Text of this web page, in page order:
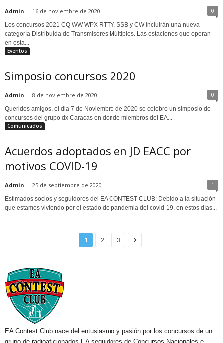
Admin - 16 de noviembre de 2020 0
Los concursos 2021 CQ WW WPX RTTY, SSB y CW incluirán una nueva
categoría Distribuida de Transmisores Múltiples. Las estaciones que operan
en esta...
Eventos
Simposio concursos 2020
Admin - 8 de noviembre de 2020 0
Queridos amigos, el dia 7 de Noviembre de 2020 se celebro un simposio de
concursos del grupo dx Caracas en donde miembros del EA...
Comunicados
Acuerdos adoptados en JD EACC por
motivos COVID-19
Admin - 25 de septiembre de 2020 1
Estimados socios y seguidores del EA CONTEST CLUB: Debido a la situación
que estamos viviendo por el estado de pandemia del covid-19, en estos días...
1 2 3
EA Contest Club nace del entusiasmo y pasión por los concursos de un
grupo de radioaficionados EA seguidores de Concursos Nacionales e